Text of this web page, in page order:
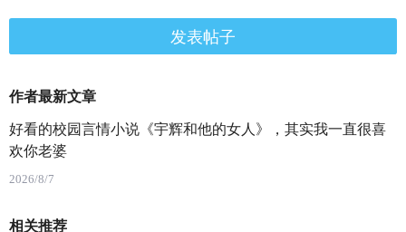
发表帖子
作者最新文章
好看的校园言情小说《宇辉和他的女人》，其实我一直很喜
欢你老婆
2026/8/7
相关推荐